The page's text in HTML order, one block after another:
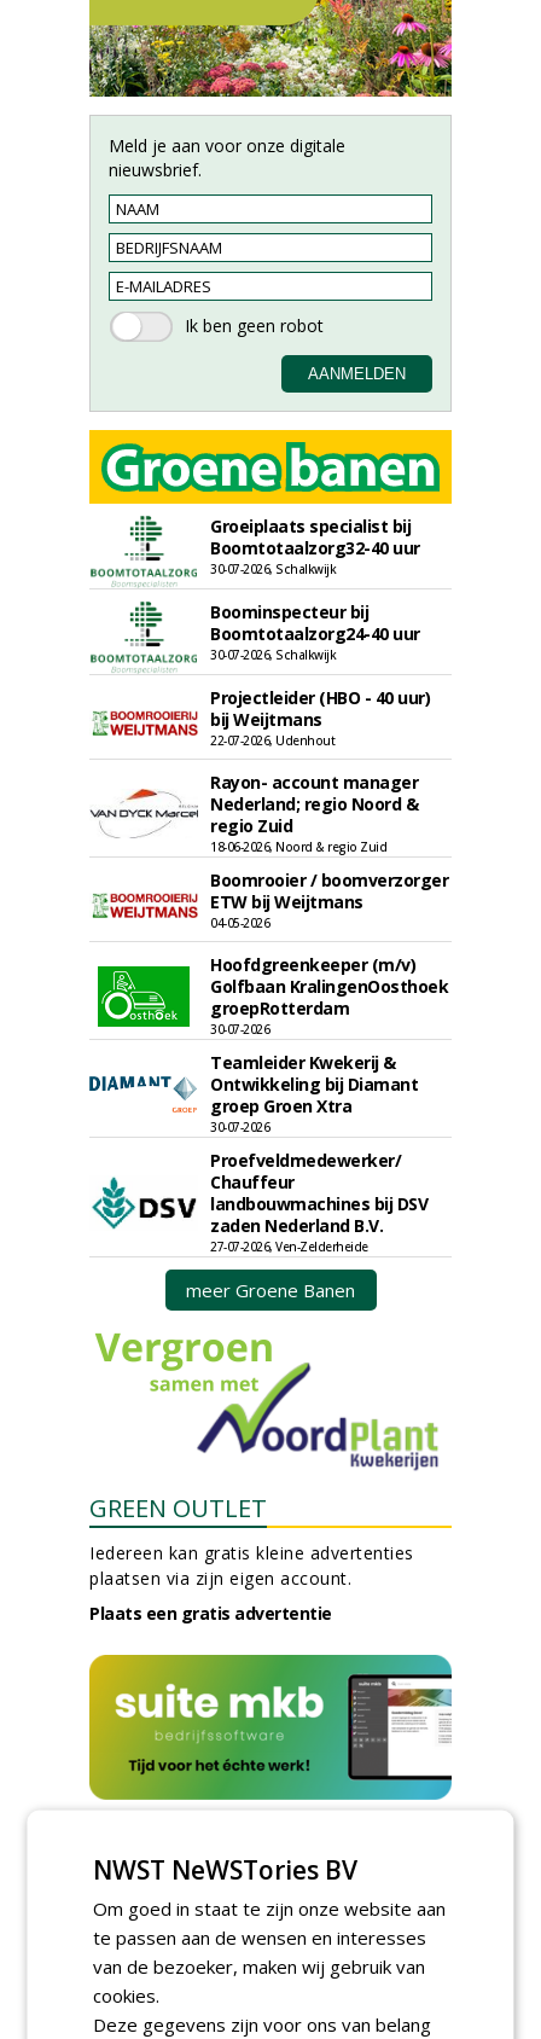
Meld je aan voor onze digitale
nieuwsbrief.
Groeiplaats specialist bij
Boomtotaalzorg32-40 uur
30-07-2026, Schalkwijk
Boominspecteur bij
Boomtotaalzorg24-40 uur
30-07-2026, Schalkwijk
Projectleider (HBO - 40 uur)
bij Weijtmans
22-07-2026, Udenhout
Rayon- account manager
Nederland; regio Noord &
regio Zuid
18-06-2026, Noord & regio Zuid
Boomrooier / boomverzorger
ETW bij Weijtmans
04-05-2026
Hoofdgreenkeeper (m/v)
Golfbaan KralingenOosthoek
groepRotterdam
30-07-2026
Teamleider Kwekerij &
Ontwikkeling bij Diamant
groep Groen Xtra
30-07-2026
Proefveldmedewerker/
Chauffeur
landbouwmachines bij DSV
zaden Nederland B.V.
27-07-2026, Ven-Zelderheide
meer Groene Banen
GREEN OUTLET
Iedereen kan gratis kleine advertenties
plaatsen via zijn eigen account.
Plaats een gratis advertentie
Kennismakingssessie ETT op
9 september
woensdag 9 september 2026
Poel organiseert
Boomverzorgersdag voor
vrijdag 9 oktober 2026
NWST NeWSTories BV
Om goed in staat te zijn onze website aan
te passen aan de wensen en interesses
van de bezoeker, maken wij gebruik van
cookies.
Deze gegevens zijn voor ons van belang